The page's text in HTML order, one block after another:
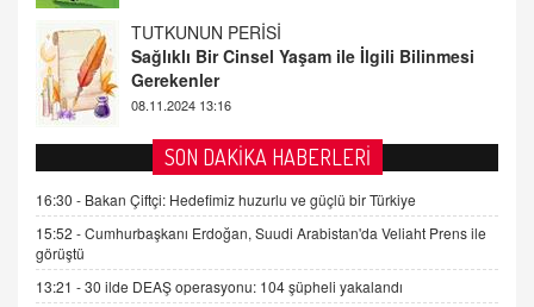
FARUK ÖNALAN
Tezkere Onaylanmasaydı…
2 Kasım 2021 Salı 00:11
AV. DOĞAN CAN DOĞAN
Kişisel verilerin korunması ve dijital hukukun
gelişimi
15.09.2025 16:17
SEHER EREK
Kış Ayları Geldi, Hangi Önlemler Alınmalı?
SON DAKİKA HABERLERİ
16:30 - Bakan Çiftçi: Hedefimiz huzurlu ve güçlü bir Türkiye
15:52 -Cumhurbaşkanı Erdoğan, Suudi Arabistan'da Veliaht Prens ile
görüştü
13:21 -30 ilde DEAŞ operasyonu: 104 şüpheli yakalandı